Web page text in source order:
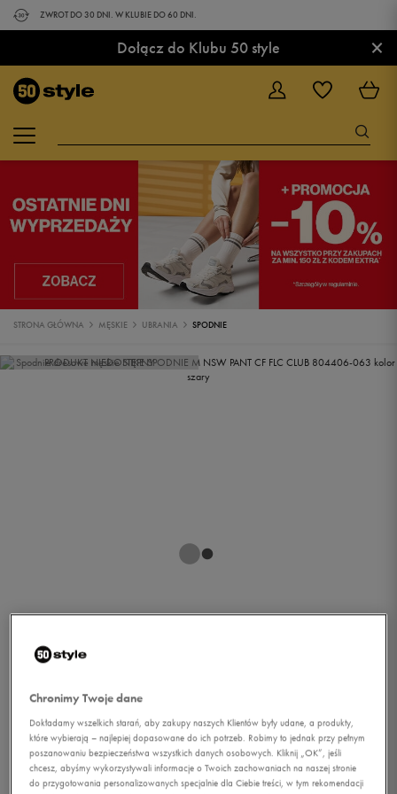
ZWROT DO 30 DNI. W KLUBIE DO 60 DNI.
Dołącz do Klubu 50 style ×
STRONA GŁÓWNA MĘSKIE UBRANIA SPODNIE
PRODUKT NIEDOSTĘPNY
NIKE SPODNIE M NSW
Chronimy Twoje dane
Dokładamy wszelkich starań, aby zakupy naszych Klientów były udane, a produkty,
które wybierają – najlepiej dopasowane do ich potrzeb. Robimy to jednak przy pełnym
poszanowaniu bezpieczeństwa wszystkich danych osobowych. Kliknij „OK”, jeśli
chcesz, abyśmy wykorzystywali informacje o Twoich zachowaniach na naszej stronie
do przygotowania personalizowanych specjalnie dla Ciebie treści, w tym rekomendacji